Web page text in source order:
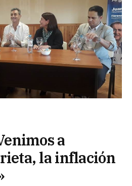
a
la inflación